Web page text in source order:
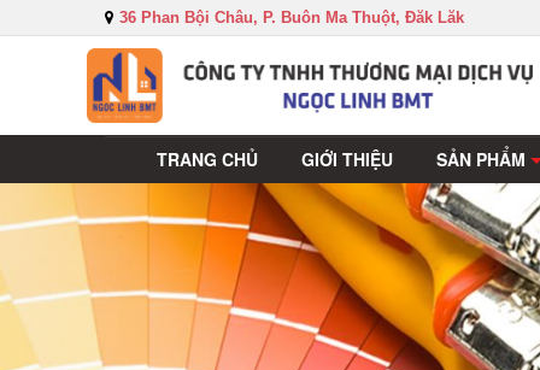
36 Phan Bội Châu, P. Buôn Ma Thuột, Đăk Lăk
TRANG CHỦ GIỚI THIỆU SẢN PHẨM